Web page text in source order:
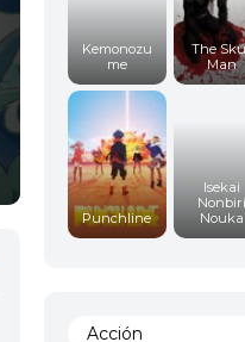
Kemonozu
me
The
Man
Punchline
Isekai
Nonbiri
Nouka
Acción